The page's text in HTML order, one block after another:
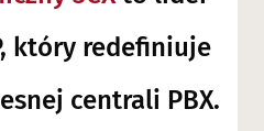
który redefiniuje
centrali PBX.